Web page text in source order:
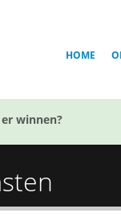
HOME
winnen?